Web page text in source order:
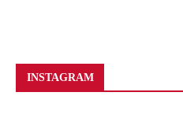
INSTAGRAM